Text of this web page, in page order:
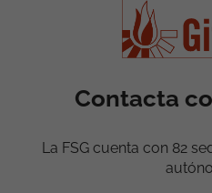
Contacta
La FSG cuenta con 82